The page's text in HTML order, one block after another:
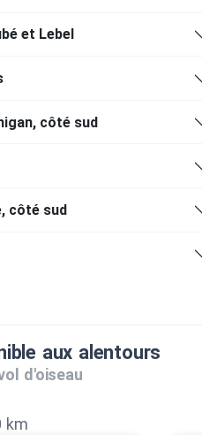
et Lebel
côté sud
côté sud
aux alentours
d'oiseau
km